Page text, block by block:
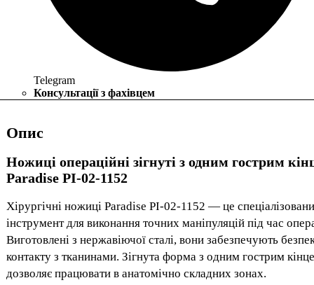
Telegram
Консультації з фахівцем
Опис
Ножиці операційні зігнуті з одним гострим
Paradise PI-02-1152
Хірургічні ножиці Paradise PI-02-1152 — це
інструмент для виконання точних маніпуляцій під час
Виготовлені з нержавіючої сталі, вони забезпечують
контакту з тканинами. Зігнута форма з одним гострим
дозволяє працювати в анатомічно складних зонах.